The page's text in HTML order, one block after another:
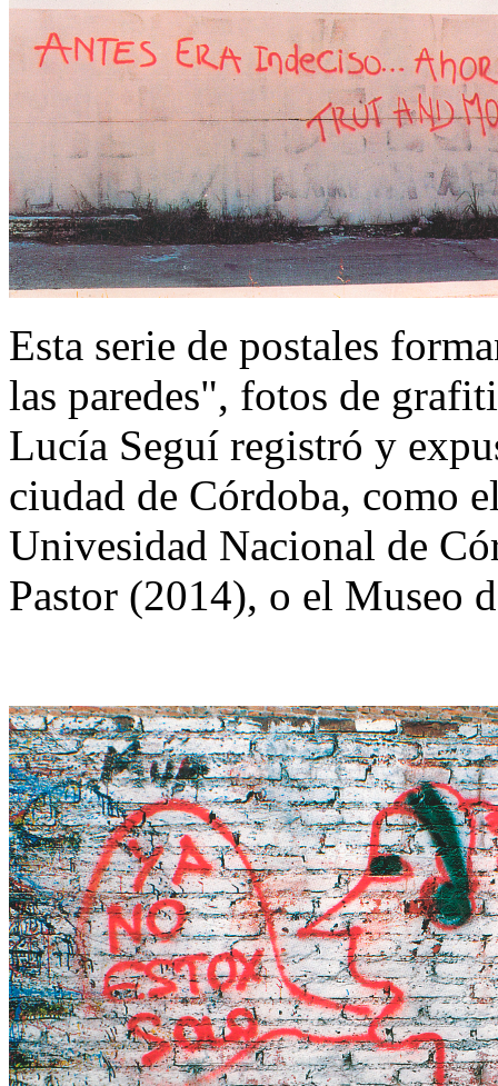
Esta serie de postales
las paredes", fotos de
Lucía Seguí registró y
ciudad de Córdoba, como
Univesidad Nacional de
Pastor (2014), o el Museo